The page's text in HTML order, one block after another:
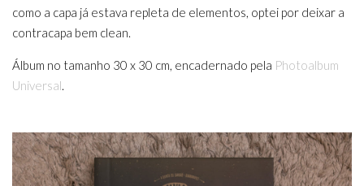
como a capa já estava repleta de elementos, optei por deixar a
contracapa bem clean.
Álbum no tamanho 30 x 30 cm, encadernado pela Photoalbum
Universal.